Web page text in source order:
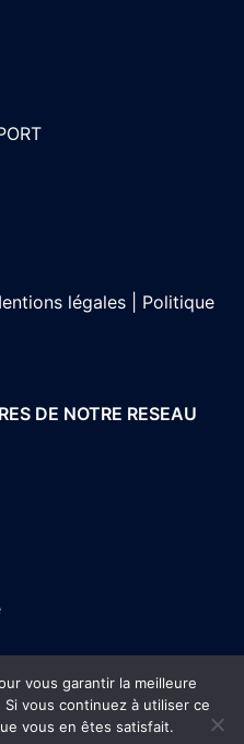
légales |
Politique
DE NOTRE RESEAU
vous garantir la meilleure
vous continuez à utiliser ce
vous en êtes satisfait.